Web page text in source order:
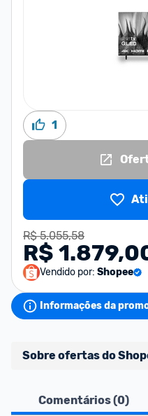
1
R$ 5.055,58
R$
Vendido por: Shopee
Informações da
Sobre ofertas do
Comentários (0)